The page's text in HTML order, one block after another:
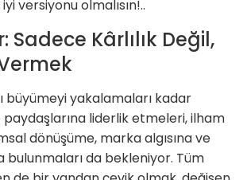
versiyonu olmalısın!..
Sadece Kârlılık Değil,
büyümeyi yakalamaları kadar
paydaşlarına liderlik etmeleri, ilham
dönüşüme, marka algısına ve
bulunmaları da bekleniyor. Tüm